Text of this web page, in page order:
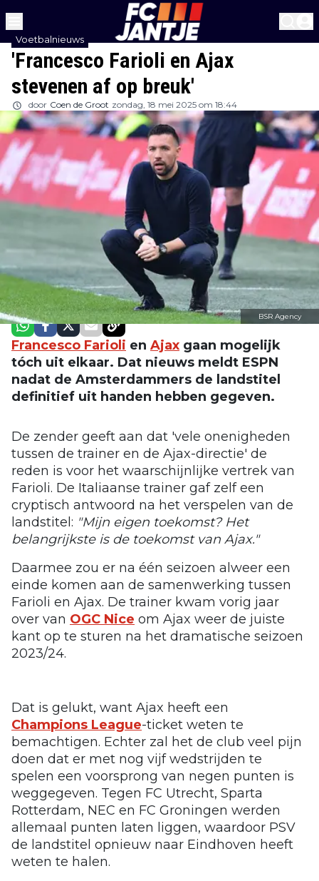
'Francesco Farioli en Ajax
stevenen af op breuk'
Voetbalnieuws
door Coen de Groot zondag, 18 mei 2025 om 18:44
BSR Agency
Francesco Farioli en Ajax gaan mogelijk
tóch uit elkaar. Dat nieuws meldt ESPN
nadat de Amsterdammers de landstitel
definitief uit handen hebben gegeven.
De zender geeft aan dat 'vele onenigheden
tussen de trainer en de Ajax-directie' de
reden is voor het waarschijnlijke vertrek van
Farioli. De Italiaanse trainer gaf zelf een
cryptisch antwoord na het verspelen van de
landstitel: "Mijn eigen toekomst? Het
belangrijkste is de toekomst van Ajax."
Daarmee zou er na één seizoen alweer een
einde komen aan de samenwerking tussen
Farioli en Ajax. De trainer kwam vorig jaar
over van OGC Nice om Ajax weer de juiste
kant op te sturen na het dramatische seizoen
2023/24.
Dat is gelukt, want Ajax heeft een
Champions League-ticket weten te
bemachtigen. Echter zal het de club veel pijn
doen dat er met nog vijf wedstrijden te
spelen een voorsprong van negen punten is
weggegeven. Tegen FC Utrecht, Sparta
Rotterdam, NEC en FC Groningen werden
allemaal punten laten liggen, waardoor PSV
de landstitel opnieuw naar Eindhoven heeft
weten te halen.